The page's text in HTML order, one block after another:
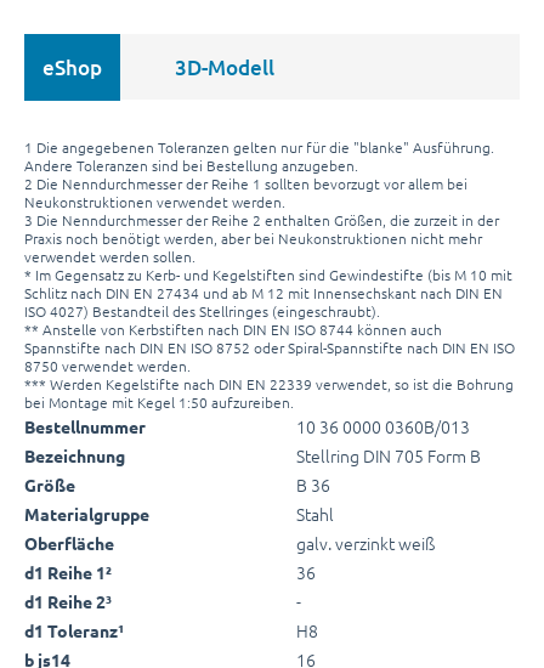
eShop 3D-Modell
1 Die angegebenen Toleranzen gelten nur für die "blanke" Ausführung.
Andere Toleranzen sind bei Bestellung anzugeben.
2 Die Nenndurchmesser der Reihe 1 sollten bevorzugt vor allem bei
Neukonstruktionen verwendet werden.
3 Die Nenndurchmesser der Reihe 2 enthalten Größen, die zurzeit in der
Praxis noch benötigt werden, aber bei Neukonstruktionen nicht mehr
verwendet werden sollen.
* Im Gegensatz zu Kerb- und Kegelstiften sind Gewindestifte (bis M 10 mit
Schlitz nach DIN EN 27434 und ab M 12 mit Innensechskant nach DIN EN
ISO 4027) Bestandteil des Stellringes (eingeschraubt).
** Anstelle von Kerbstiften nach DIN EN ISO 8744 können auch
Spannstifte nach DIN EN ISO 8752 oder Spiral-Spannstifte nach DIN EN ISO
8750 verwendet werden.
*** Werden Kegelstifte nach DIN EN 22339 verwendet, so ist die Bohrung
bei Montage mit Kegel 1:50 aufzureiben.
Bestellnummer 10 36 0000 0360B/013
Bezeichnung Stellring DIN 705 Form B
Größe B 36
Materialgruppe Stahl
Oberfläche galv. verzinkt weiß
d1 Reihe 1² 36
d1 Reihe 2³ -
d1 Toleranz¹ H8
b js14 16